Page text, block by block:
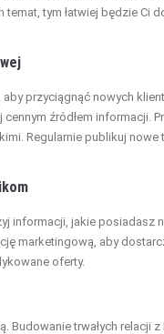
tym łatwiej będzie
przyciągnąć nowych
źródłem informacji.
Regularnie publikuj nowe
informacji, jakie posiadasz
marketingową, aby
oferty.
trwałych relacji